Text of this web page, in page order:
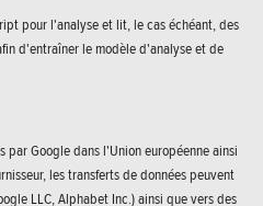
pour l'analyse et lit, le cas échéant, des
d'entraîner le modèle d'analyse et de
par Google dans l'Union européenne ainsi
les transferts de données peuvent
LLC, Alphabet Inc.) ainsi que vers des